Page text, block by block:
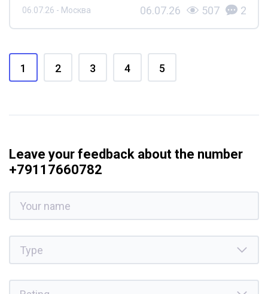
06.07.26 - Москва 06.07.26 507 2
1 2 3 4 5
Leave your feedback about the number
+79117660782